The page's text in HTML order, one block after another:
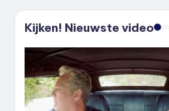
Kijken! Nieuwste video